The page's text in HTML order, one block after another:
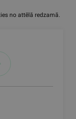
no attēlā redzamā.